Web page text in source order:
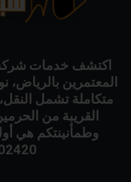
اكتشف خدمات
المعتمرين
متكاملة تشمل
القريبة من
وطمأنينتكم هي